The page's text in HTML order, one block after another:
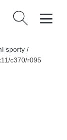
Vyhledávání
sporty /
c370/r095